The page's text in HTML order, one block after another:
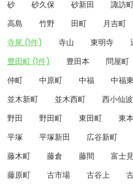
砂 砂久保 砂新田 諏訪
高島
竹野 田町 月吉町
寺尾 (1件)
寺山 東明寺
豊田町 (1件)
豊田本 問屋町
仲町
中原町 中福 中福東
並木新町
並木西町 西小仙
野田
野田町 東田町 東
平塚
平塚新田 広谷新町
藤木町
藤倉 藤間 富士見
藤原町
古市場 古谷上